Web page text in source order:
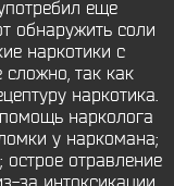
еще
обнаружить соли
наркотики с
так как
наркотика.
нарколога
у наркомана;
острое отравление